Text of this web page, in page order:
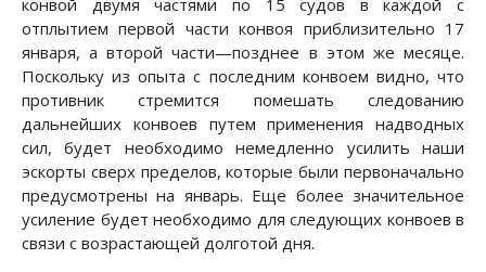
конвой двумя частями по 15 судов в каждой с
отплытием первой части конвоя приблизительно 17
января, а второй части—позднее в этом же месяце.
Поскольку из опыта с последним конвоем видно, что
противник стремится помешать следованию
дальнейших конвоев путем применения надводных
сил, будет необходимо немедленно усилить наши
эскорты сверх пределов, которые были первоначально
предусмотрены на январь. Еще более значительное
усиление будет необходимо для следующих конвоев в
связи с возрастающей долготой дня.